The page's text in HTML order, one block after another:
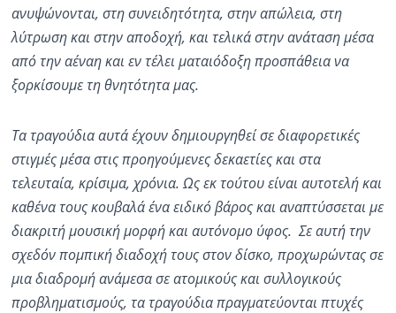
ανυψώνονται, στη συνειδητότητα, στην απώλεια, στη
λύτρωση και στην αποδοχή, και τελικά στην ανάταση μέσα
από την αέναη και εν τέλει ματαιόδοξη προσπάθεια να
ξορκίσουμε τη θνητότητα μας.
Τα τραγούδια αυτά έχουν δημιουργηθεί σε διαφορετικές
στιγμές μέσα στις προηγούμενες δεκαετίες και στα
τελευταία, κρίσιμα, χρόνια. Ως εκ τούτου είναι αυτοτελή και
καθένα τους κουβαλά ένα ειδικό βάρος και αναπτύσσεται με
διακριτή μουσική μορφή και αυτόνομο ύφος. Σε αυτή την
σχεδόν πομπική διαδοχή τους στον δίσκο, προχωρώντας σε
μια διαδρομή ανάμεσα σε ατομικούς και συλλογικούς
προβληματισμούς, τα τραγούδια πραγματεύονται πτυχές